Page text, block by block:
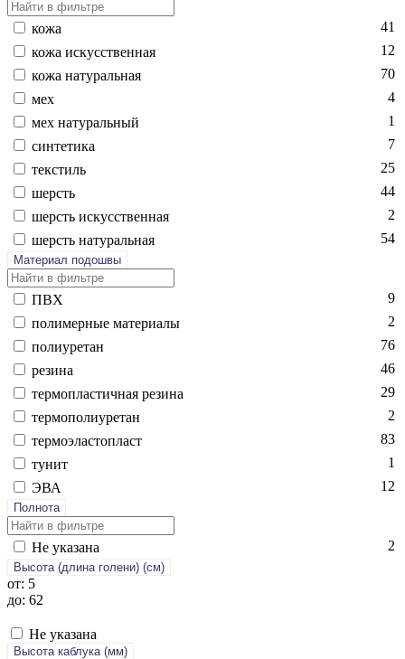
ко­жа
41
ко­жа ис­кусс­твен­ная
12
ко­жа на­тураль­ная
70
мех
4
мех на­тураль­ный
1
син­те­тика
7
текс­тиль
25
шерсть
44
шерсть ис­кусс­твен­ная
2
шерсть на­тураль­ная
54
Материал подошвы
ПВХ
9
по­лимер­ные ма­тери­алы
2
по­ли­уре­тан
76
ре­зина
46
тер­моплас­тичная ре­зина
29
тер­мо­поли­уре­тан
2
тер­мо­элас­топласт
83
ту­нит
1
ЭВА
12
Полнота
Не ука­зана 2
Высота (длина голени) (cм)
от: 5
до: 62
Не указана
Высота каблука (мм)